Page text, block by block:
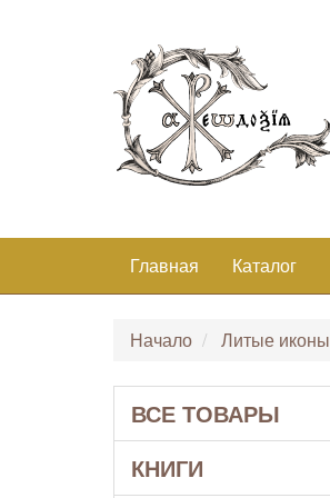
Главная Каталог
Начало Литые иконы
ВСЕ ТОВАРЫ
КНИГИ